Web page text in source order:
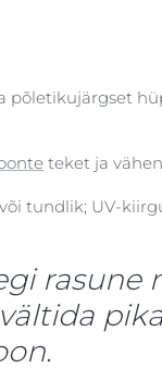
põletikujärgset
teket ja
tundlik; UV-
rasune